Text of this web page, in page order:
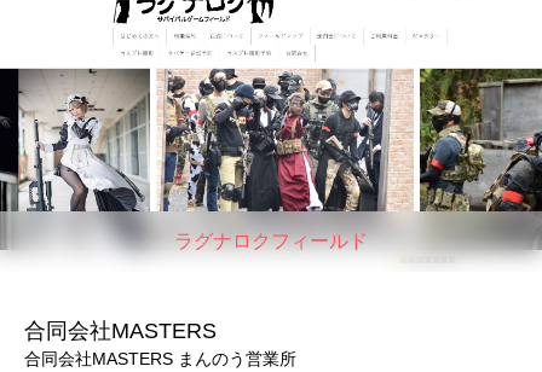
ラグナロクフィールド
合同会社MASTERS
合同会社MASTERS まんのう営業所